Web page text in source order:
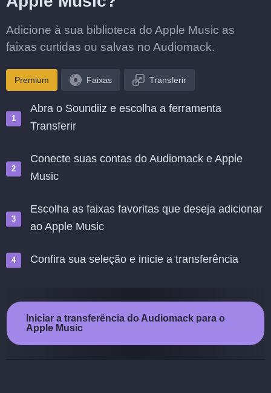
Adicione à sua biblioteca do Apple Music as
faixas curtidas ou salvas no Audiomack.
Premium Faixas Transferir
Abra o Soundiiz e escolha a ferramenta
Transferir
Conecte suas contas do Audiomack e Apple
Music
Escolha as faixas favoritas que deseja adicionar
ao Apple Music
Confira sua seleção e inicie a transferência
Iniciar a transferência do Audiomack para o
Apple Music